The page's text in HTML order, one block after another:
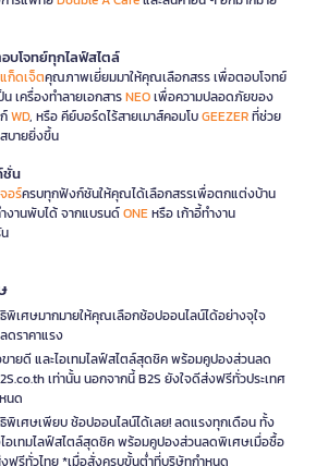
บโจทย์ทุกไลฟ์สไตล์
ก็ดเจ็ตคุณภาพเยี่ยมมาให้คุณเลือกสรร เพื่อตอบโจทย์
เครื่องทำลายเอกสารNEOเพื่อความปลอดภัยของ
WD, หรือ คีย์บอร์ดไร้สายเมาส์คอมโบGEEZERที่ช่วย
บายยิ่งขึ้น
ชั่น
อร์ครบทุกฟังก์ชันให้คุณได้เลือกสรรเพื่อตกแต่งบ้าน
ำงานพับได้ จากแบรนด์ONEหรือ เก้าอี้ทำงาน
พิเศษมากมายให้คุณเลือกช้อปออนไลน์ได้อย่างจุใจ
ราคาแรง
ายดี และไอเทมไลฟ์สไตล์สุดชิค พร้อมคูปองส่วนลด
เท่านั้น นอกจากนี้ B2S ยังใจดีส่งฟรีทั่วประเทศ
นด
พิเศษเพียบ ช้อปออนไลน์ได้เลย! ลดแรงทุกเดือน ทั้ง
อเทมไลฟ์สไตล์สุดชิค พร้อมคูปองส่วนลดพิเศษเมื่อซื้อ
งฟรีทั่วไทย *เมื่อสั่งครบขั้นต่ำที่บริษัทกำหนด